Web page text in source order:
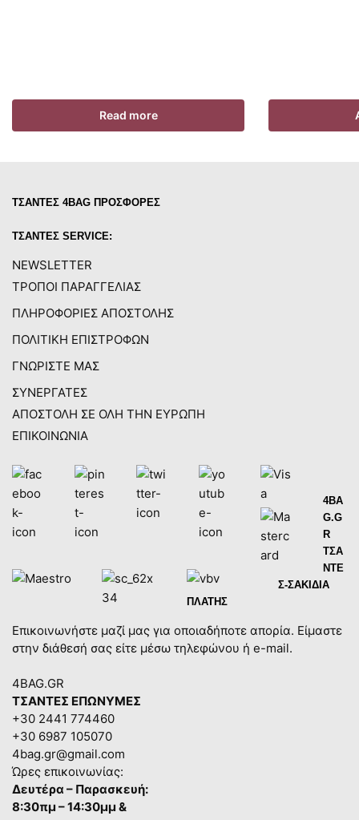
Read more
ΤΣΑΝΤΕΣ 4BAG ΠΡΟΣΦΟΡΕΣ
ΤΣΑΝΤΕΣ SERVICE:
NEWSLETTER
ΤΡΟΠΟΙ ΠΑΡΑΓΓΕΛΙΑΣ
ΠΛΗΡΟΦΟΡΙΕΣ ΑΠΟΣΤΟΛΗΣ
ΠΟΛΙΤΙΚΗ ΕΠΙΣΤΡΟΦΩΝ
ΓΝΩΡΙΣΤΕ ΜΑΣ
ΣΥΝΕΡΓΑΤΕΣ
ΑΠΟΣΤΟΛΗ ΣΕ ΟΛΗ ΤΗΝ ΕΥΡΩΠΗ
ΕΠΙΚΟΙΝΩΝΙΑ
4BA
G.G
R
ΤΣΑ
ΝΤΕ
Σ-ΣΑΚΙΔΙΑ
ΠΛΑΤΗΣ
Επικοινωνήστε μαζί μας για οποιαδήποτε απορία. Είμαστε
στην διάθεσή σας είτε μέσω τηλεφώνου ή e-mail.
4BAG.GR
ΤΣΑΝΤΕΣ ΕΠΩΝΥΜΕΣ
+30 2441 774460
+30 6987 105070
4bag.gr@gmail.com
Ώρες επικοινωνίας:
Δευτέρα – Παρασκευή:
8:30πμ – 14:30μμ &